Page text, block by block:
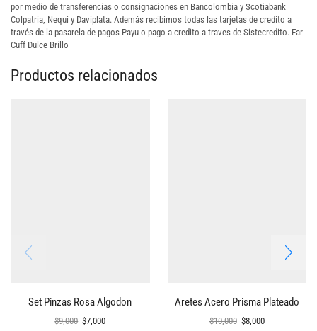
por medio de transferencias o consignaciones en Bancolombia y Scotiabank
Colpatria, Nequi y Daviplata. Además recibimos todas las tarjetas de credito a
través de la pasarela de pagos Payu o pago a credito a traves de Sistecredito. Ear
Cuff Dulce Brillo
Productos relacionados
Set Pinzas Rosa Algodon
$9,000 $7,000
Aretes Acero Prisma Plateado
$10,000 $8,000